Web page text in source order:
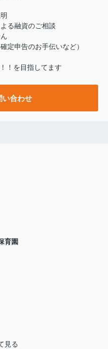
る融資のご相談
定申告のお手伝いなど）
！を目指してます
い合わせ
育園
見る